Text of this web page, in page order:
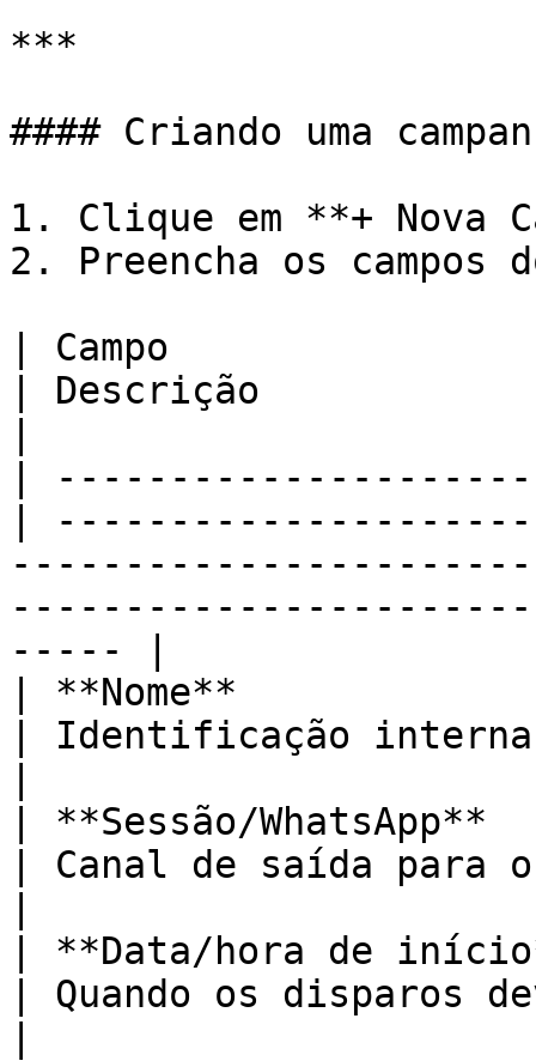
***
#### Criando uma
1. Clique em **+ Nova
2. Preencha os campos
| Campo
| Descrição
|
|
----- |
| **Nome**
| Identificação interna
| **Sessão/WhatsApp**
| Canal de saída para
| **Data/hora de
| Quando os disparos